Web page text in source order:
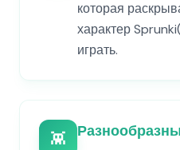
которая
характер
играть.
👾